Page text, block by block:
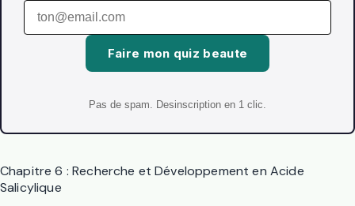
Faire mon quiz beaute
Pas de spam. Desinscription en 1 clic.
Chapitre 6 : Recherche et Développement en Acide
Salicylique